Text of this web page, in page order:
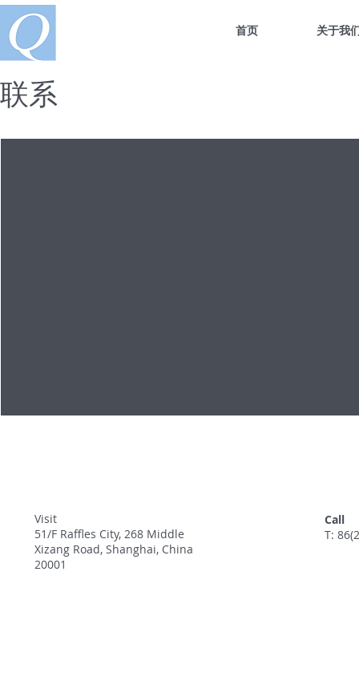
首页 关于我
联系
Visit
51/F Raffles City, 268 Middle
Xizang Road, Shanghai, China
20001
Call
T: